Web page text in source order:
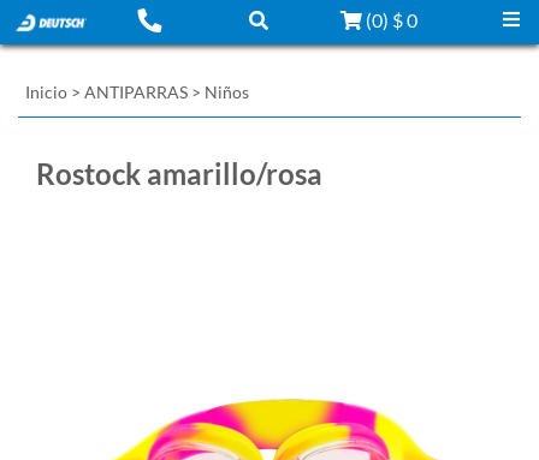
(0) $ 0
Inicio > ANTIPARRAS > Niños
Rostock amarillo/rosa